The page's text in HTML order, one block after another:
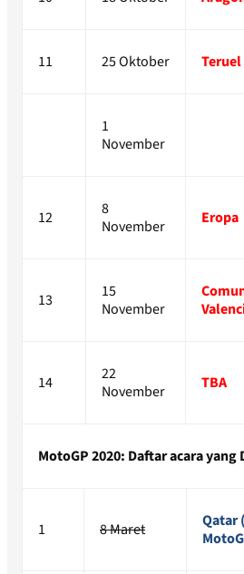
11 25 Oktober Teruel
1
November
12
8
November
Eropa
13
15
November
14
22
November
TBA
MotoGP 2020: Daftar acara
1 8 Maret
Qatar